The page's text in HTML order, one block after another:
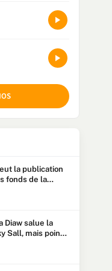
la publication
fonds de la
avant une
Présidence
Diaw salue la
Sall, mais pointe